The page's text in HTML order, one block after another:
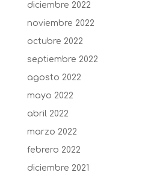
diciembre 2022
noviembre 2022
octubre 2022
septiembre 2022
agosto 2022
mayo 2022
abril 2022
marzo 2022
febrero 2022
diciembre 2021